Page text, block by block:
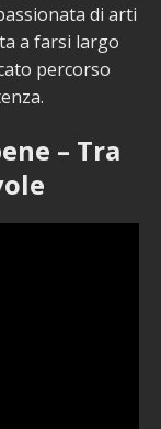
di arti
a farsi largo
percorso
– Tra